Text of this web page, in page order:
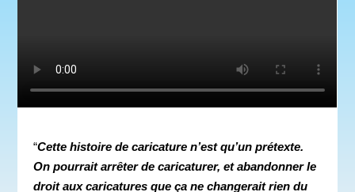
“Cette histoire de caricature n’est qu’un prétexte.
On pourrait arrêter de caricaturer, et abandonner le
droit aux caricatures que ça ne changerait rien du